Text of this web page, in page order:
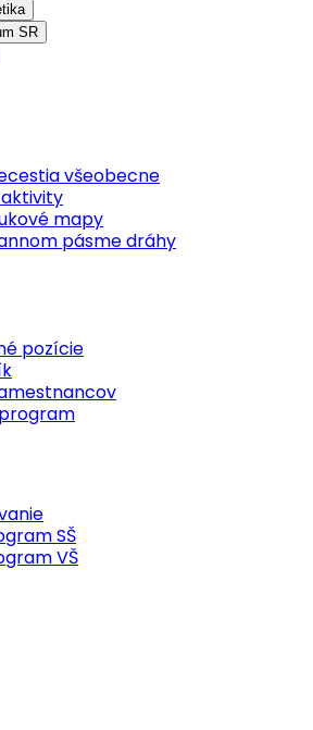
SR
všeobecne
mapy
pásme dráhy
pozície
SŠ
VŠ